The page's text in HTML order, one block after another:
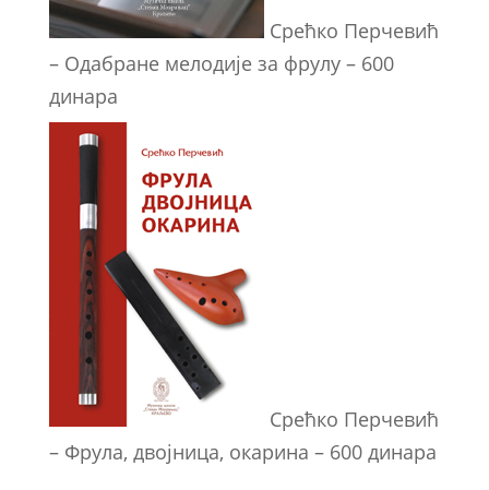
Срећко Перчевић
– Одабране мелодије за фрулу – 600
динара
Срећко Перчевић
– Фрула, двојница, окарина – 600 динара